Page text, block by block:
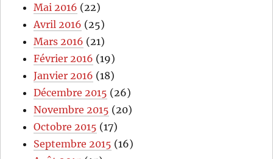
Mai 2016 (22)
Avril 2016 (25)
Mars 2016 (21)
Février 2016 (19)
Janvier 2016 (18)
Décembre 2015 (26)
Novembre 2015 (20)
Octobre 2015 (17)
Septembre 2015 (16)